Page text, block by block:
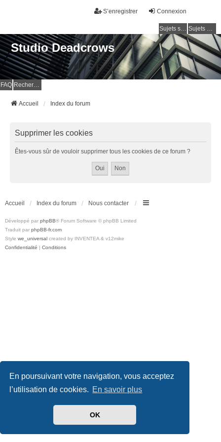
En poursuivant votre navigation, vous acceptez
l’utilisation de cookies. En savoir plus
OK
Connexion
S’enregistrer
Sujets sans réponse Sujets actifs
Studio Deadcrows
FAQ Rechercher
Accueil Index du forum
Supprimer les cookies
Êtes-vous sûr de vouloir supprimer tous les cookies de ce forum ?
Accueil Index du forum Nous contacter
Développé par phpBB® Forum Software © phpBB Limited
Traduit par phpBB-fr.com
Style we_universal created by INVENTEA & v12mike
Confidentialité | Conditions